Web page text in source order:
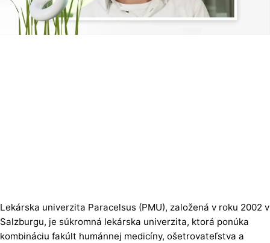
Lekárska univerzita Paracelsus (PMU), založená v roku 2002 v
Salzburgu, je súkromná lekárska univerzita, ktorá ponúka
kombináciu fakúlt humánnej medicíny, ošetrovateľstva a